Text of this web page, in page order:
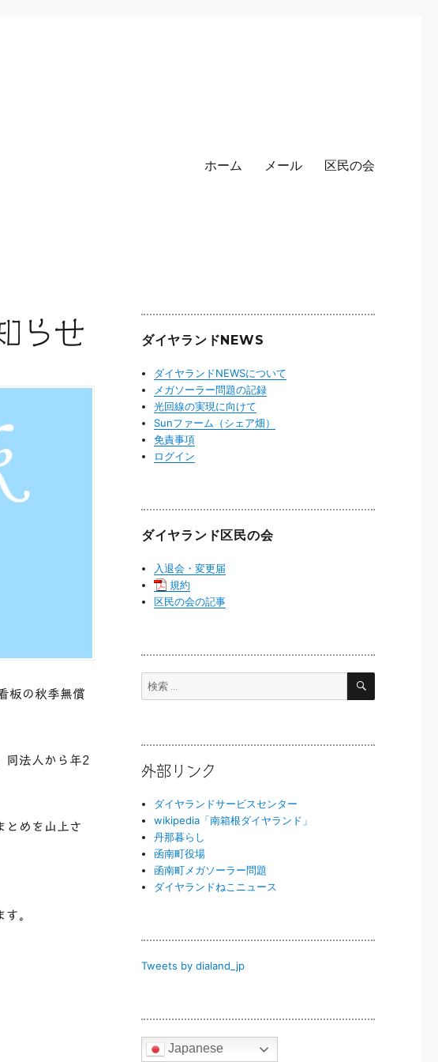
ホーム メール 区民の会
らせ
板の秋季無償
同法人から年2
とめを山上さ
。
ダイヤランドNEWS
ダイヤランドNEWSについて
メガソーラー問題の記録
光回線の実現に向けて
Sunファーム（シェア畑）
免責事項
ログイン
ダイヤランド区民の会
入退会・変更届
規約
区民の会の記事
検
検
外部リンク
ダイヤランドサービスセンター
wikipedia「南箱根ダイヤランド」
丹那暮らし
函南町役場
函南町メガソーラー問題
ダイヤランドねこニュース
Tweets by dialand_jp
Japanese